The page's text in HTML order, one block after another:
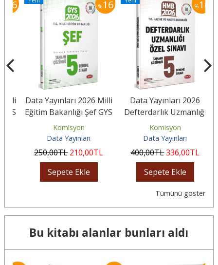
%16
Data Yayınları 2026 Milli
Eğitim Bakanlığı Şef GYS
Tamamı Çözümlü 5...
Komisyon
Data Yayınları
250,00TL210,00TL
Sepete Ekle
%16
Data Yayınları 2026
Defterdarlık Uzmanlığı
Özel Sınavı Tamamı
Çözümlü 5...
Komisyon
Data Yayınları
400,00TL336,00TL
Sepete Ekle
Tümünü göster
Bu kitabı alanlar bunları aldı